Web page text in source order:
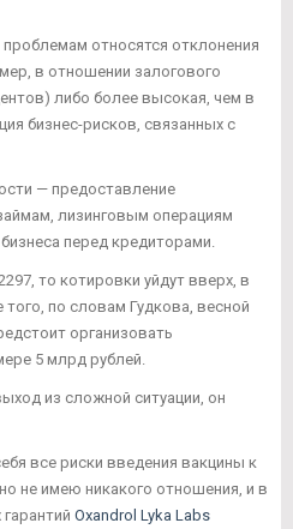
относятся отклонения
в отношении залогового
либо более высокая, чем в
бизнес-рисков, связанных с
— предоставление
лизинговым операциям
перед кредиторами.
то котировки уйдут вверх, в
по словам Гудкова, весной
организовать
5 млрд рублей.
из сложной ситуации, он
все риски введения вакцины к
не имею никакого отношения, и в
Oxandrol Lyka Labs